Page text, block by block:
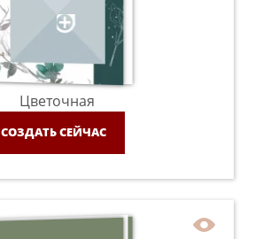
Цветочная
СОЗДАТЬ СЕЙЧАС